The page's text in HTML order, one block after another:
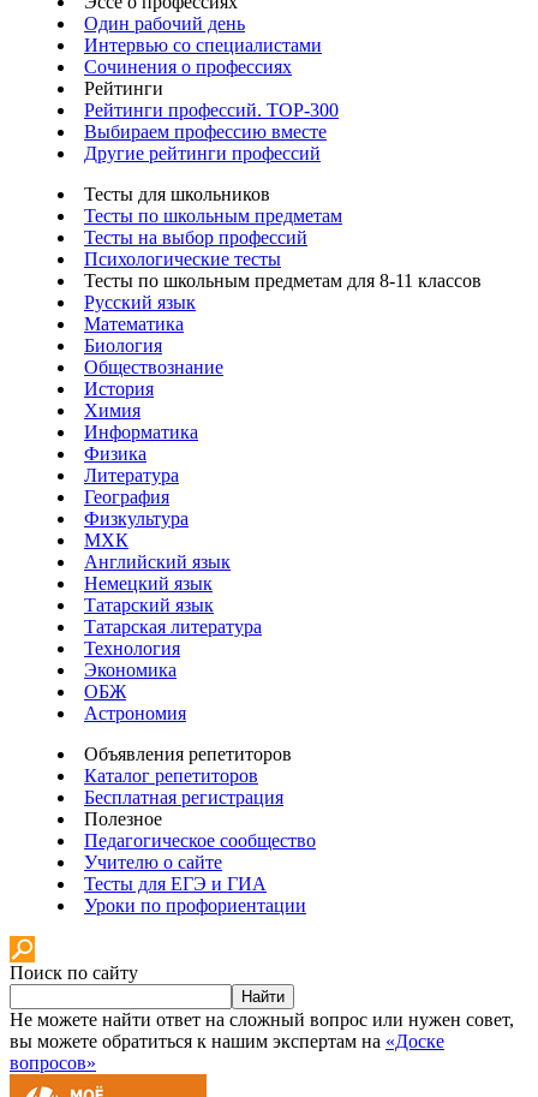
Один рабочий день
Интервью со специалистами
Сочинения о профессиях
Рейтинги
Рейтинги профессий. TOP-300
Выбираем профессию вместе
Другие рейтинги профессий
Тесты для школьников
Тесты по школьным предметам
Тесты на выбор профессий
Психологические тесты
Тесты по школьным предметам для 8-11 классов
Русский язык
Математика
Биология
Обществознание
История
Химия
Информатика
Физика
Литература
География
Физкультура
МХК
Английский язык
Немецкий язык
Татарский язык
Татарская литература
Технология
Экономика
ОБЖ
Астрономия
Объявления репетиторов
Каталог репетиторов
Бесплатная регистрация
Полезное
Педагогическое сообщество
Учителю о сайте
Тесты для ЕГЭ и ГИА
Уроки по профориентации
Поиск по сайту
Найти
Не можете найти ответ на сложный вопрос или нужен совет,
вы можете обратиться к нашим экспертам на «Доске
вопросов»